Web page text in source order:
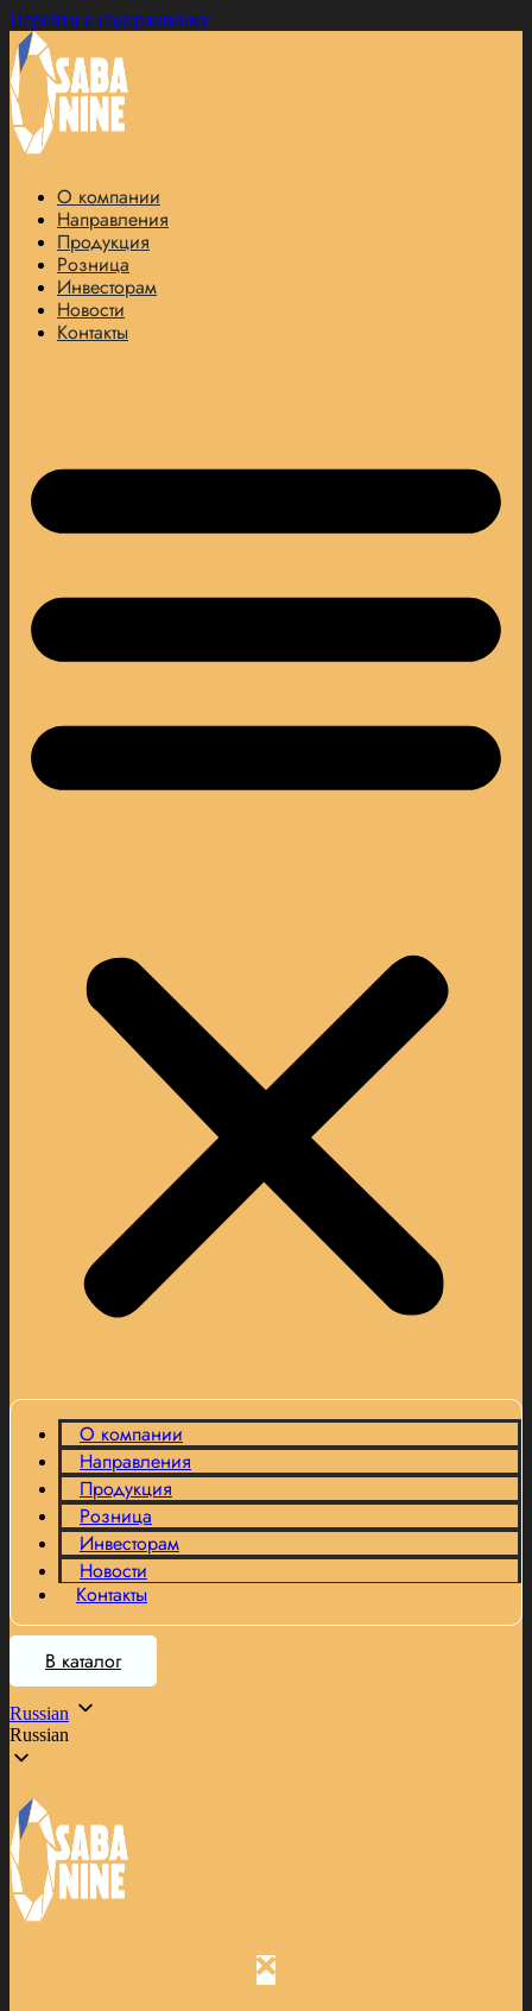
Перейти к содержимому
О компании
Направления
Продукция
Розница
Инвесторам
Новости
Контакты
О компании
Направления
Продукция
Розница
Инвесторам
Новости
Контакты
В каталог
Russian
Russian